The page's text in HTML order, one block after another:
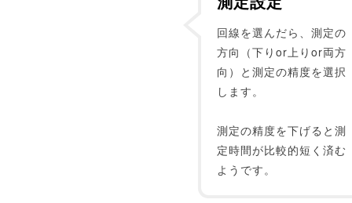
回線を選んだら、測定の
方向（下りor上りor両方
向）と測定の精度を選択
します。
測定の精度を下げると測
定時間が比較的短く済む
ようです。